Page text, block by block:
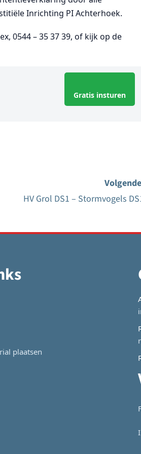
Inrichting PI Achterhoek.
0544 – 35 37 39, of kijk op de
Gratis insturen
HV Grol DS1 – Stormvogels
plaatsen